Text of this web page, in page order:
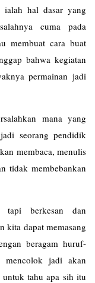
ialah hal dasar yang
cuma pada
membuat cara buat
bahwa kegiatan
permainan jadi
mana yang
seorang pendidik
membaca, menulis
tidak membebankan
tapi berkesan dan
kita dapat memasang
beragam huruf-
mencolok jadi akan
untuk tahu apa sih itu